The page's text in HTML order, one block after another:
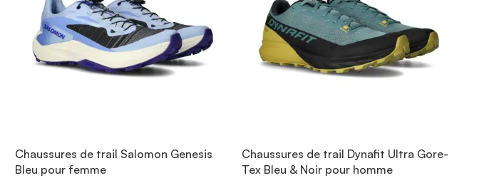
Chaussures de trail Salomon Genesis
Bleu pour femme
Chaussures de trail Dynafit Ultra Gore-
Tex Bleu & Noir pour homme